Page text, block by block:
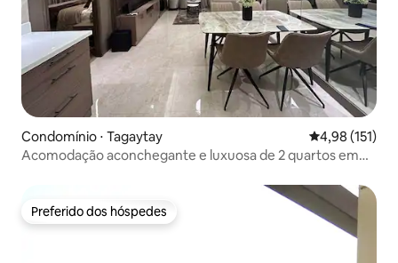
Condomínio ⋅ Tagaytay 4,98 de uma
4,98 (151)
Acomodação aconchegante e luxuosa de 2 quartos em
Preferido dos hóspedes
Preferido dos hóspedes